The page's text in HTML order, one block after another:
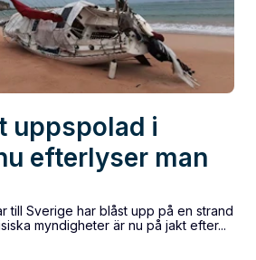
uppspolad i
efterlyser man
till Sverige har blåst upp på en strand
myndigheter är nu på jakt efter...